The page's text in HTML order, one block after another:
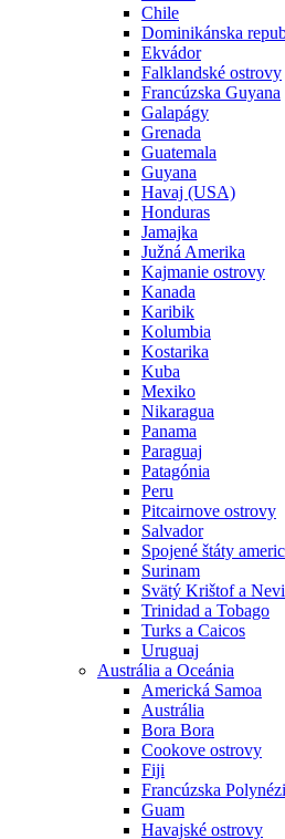
Chile
Dominikánska
Ekvádor
Falklandské ostrovy
Francúzska Guyana
Galapágy
Grenada
Guatemala
Guyana
Havaj (USA)
Honduras
Jamajka
Južná Amerika
Kajmanie ostrovy
Kanada
Karibik
Kolumbia
Kostarika
Kuba
Mexiko
Nikaragua
Panama
Paraguaj
Patagónia
Peru
Pitcairnove ostrovy
Salvador
Spojené štáty
Surinam
Svätý Krištof a
Trinidad a Tobago
Turks a Caicos
Uruguaj
Austrália a Oceánia
Americká Samoa
Austrália
Bora Bora
Cookove ostrovy
Fiji
Francúzska
Guam
Havajské ostrovy